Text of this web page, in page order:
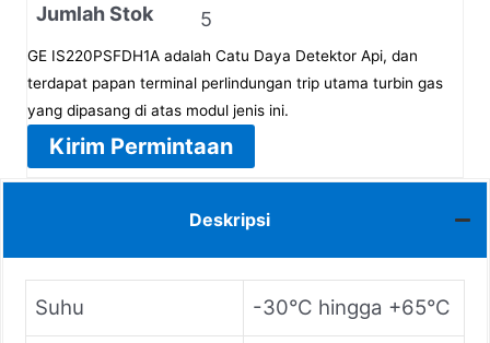
Jumlah Stok
5
GE IS220PSFDH1A adalah Catu Daya Detektor Api, dan
terdapat papan terminal perlindungan trip utama turbin gas
yang dipasang di atas modul jenis ini.
Kirim Permintaan
Deskripsi
Suhu -30°C hingga +65°C